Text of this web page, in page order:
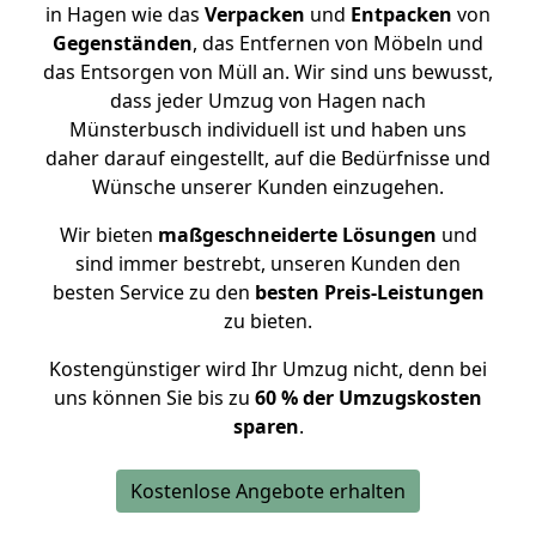
in Hagen wie das Verpacken und Entpacken von
Gegenständen, das Entfernen von Möbeln und
das Entsorgen von Müll an. Wir sind uns bewusst,
dass jeder Umzug von Hagen nach
Münsterbusch individuell ist und haben uns
daher darauf eingestellt, auf die Bedürfnisse und
Wünsche unserer Kunden einzugehen.
Wir bieten maßgeschneiderte Lösungen und
sind immer bestrebt, unseren Kunden den
besten Service zu den besten Preis-Leistungen
zu bieten.
Kostengünstiger wird Ihr Umzug nicht, denn bei
uns können Sie bis zu 60 % der Umzugskosten
sparen.
Kostenlose Angebote erhalten